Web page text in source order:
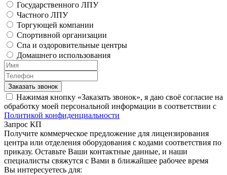
Государственного ЛПУ
Частного ЛПУ
Торгующей компании
Спортивной организации
Спа и оздоровительные центры
Домашнего использования
Заказать звонок
Нажимая кнопку «Заказать звонок», я даю своё согласие на
обработку моей персональной информации в соответствии с
Политикой конфиденциальности
Запрос КП
Получите коммерческое предложение для лицензирования
центра или отделения оборудования с кодами соответствия по
приказу. Оставьте Ваши контактные данные, и наши
специалисты свяжутся с Вами в ближайшее рабочее время
Вы интересуетесь для: